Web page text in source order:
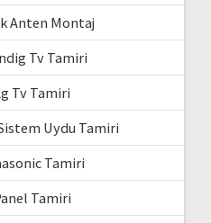
Anten Montaj
Tv Tamiri
Tv Tamiri
Uydu Tamiri
Tamiri
Tamiri